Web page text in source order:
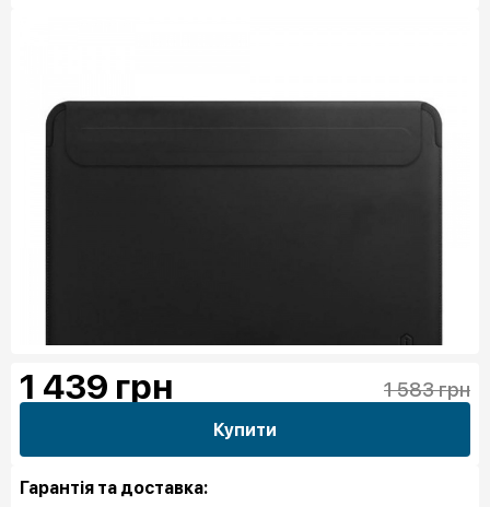
1 439 грн 1 583 грн
Купити
Гарантія та доставка: